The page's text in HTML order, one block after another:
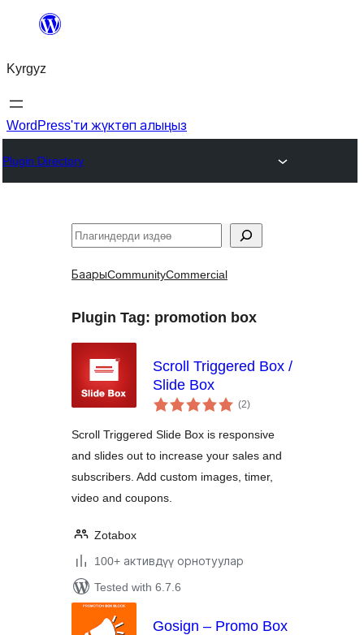
Мазмунга
Kyrgyz
WordPress'ти жүктөп алыңыз
Plugin Directory
Издөө
БаарыCommunityCommercial
Plugin Tag: promotion box
Scroll Triggered Box /
Slide Box
(2total
ratings
)
Scroll Triggered Slide Box is responsive
and slides out to increase your sales and
subscribers. Add custom images, timer,
video and coupons.
Zotabox
100+ активдүү орнотуулар
Tested with 6.7.6
Gosign – Promo Box